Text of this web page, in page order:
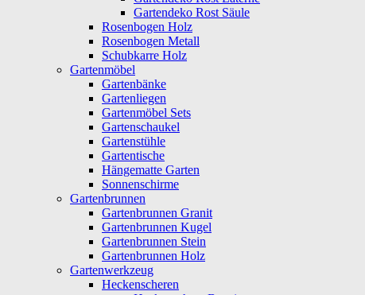
Gartendeko Rost Säule
Rosenbogen Holz
Rosenbogen Metall
Schubkarre Holz
Gartenmöbel
Gartenbänke
Gartenliegen
Gartenmöbel Sets
Gartenschaukel
Gartenstühle
Gartentische
Hängematte Garten
Sonnenschirme
Gartenbrunnen
Gartenbrunnen Granit
Gartenbrunnen Kugel
Gartenbrunnen Stein
Gartenbrunnen Holz
Gartenwerkzeug
Heckenscheren